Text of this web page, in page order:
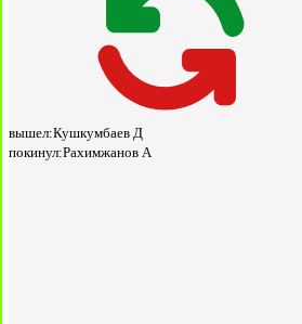
вышел:Кушкумбаев Д
покинул:Рахимжанов А